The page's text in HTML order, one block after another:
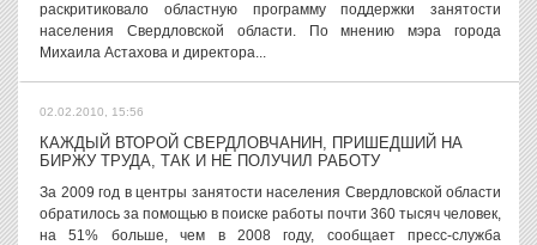
раскритиковало областную программу поддержки занятости
населения Свердловской области. По мнению мэра города
Михаила Астахова и директора...
02.02.2010, 15:56
КАЖДЫЙ ВТОРОЙ СВЕРДЛОВЧАНИН, ПРИШЕДШИЙ НА
БИРЖУ ТРУДА, ТАК И НЕ ПОЛУЧИЛ РАБОТУ
За 2009 год в центры занятости населения Свердловской области
обратилось за помощью в поиске работы почти 360 тысяч человек,
на 51% больше, чем в 2008 году, сообщает пресс-служба